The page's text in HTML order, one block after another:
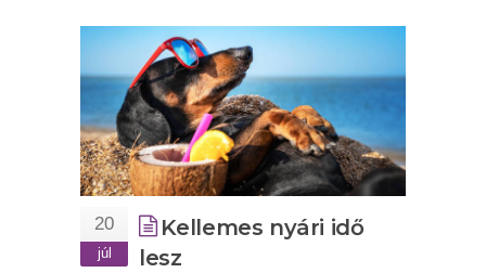
20
júl
Kellemes nyári idő
lesz